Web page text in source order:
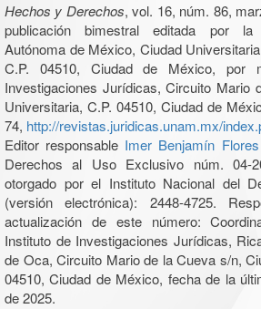
Hechos y Derechos, vol. 16, núm. 86,
publicación bimestral editada por la
Autónoma de México, Ciudad
C.P. 04510, Ciudad de México, por
Investigaciones Jurídicas, Circuito Mario
Universitaria, C.P. 04510, Ciudad de
74, http://revistas.juridicas.unam.mx/
Editor responsable Imer Benjamín
Derechos al Uso Exclusivo núm. 04-
otorgado por el Instituto Nacional del
(versión electrónica): 2448-4725.
actualización de este número:
Instituto de Investigaciones Jurídicas,
de Oca, Circuito Mario de la Cueva s/n,
04510, Ciudad de México, fecha de la
de 2025.